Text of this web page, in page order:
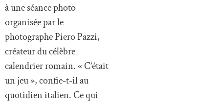
à une séance photo
organisée par le
photographe Piero Pazzi,
créateur du célèbre
calendrier romain. « C’était
un jeu », confie-t-il au
quotidien italien. Ce qui